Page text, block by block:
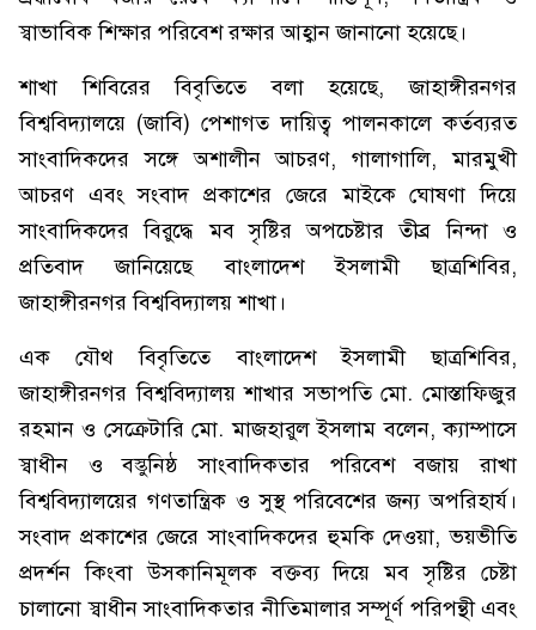
স্বাভাবিক শিক্ষার পরিবেশ রক্ষার আহ্বান জানানো হয়েছে।
শাখা শিবিরের বিবৃতিতে বলা হয়েছে, জাহাঙ্গীরনগর
বিশ্ববিদ্যালয়ে (জাবি) পেশাগত দায়িত্ব পালনকালে কর্তব্যরত
সাংবাদিকদের সঙ্গে অশালীন আচরণ, গালাগালি, মারমুখী
আচরণ এবং সংবাদ প্রকাশের জেরে মাইকে ঘোষণা দিয়ে
সাংবাদিকদের বিরুদ্ধে মব সৃষ্টির অপচেষ্টার তীব্র নিন্দা ও
প্রতিবাদ জানিয়েছে বাংলাদেশ ইসলামী ছাত্রশিবির,
জাহাঙ্গীরনগর বিশ্ববিদ্যালয় শাখা।
এক যৌথ বিবৃতিতে বাংলাদেশ ইসলামী ছাত্রশিবির,
জাহাঙ্গীরনগর বিশ্ববিদ্যালয় শাখার সভাপতি মো. মোস্তাফিজুর
রহমান ও সেক্রেটারি মো. মাজহারুল ইসলাম বলেন, ক্যাম্পাসে
স্বাধীন ও বস্তুনিষ্ঠ সাংবাদিকতার পরিবেশ বজায় রাখা
বিশ্ববিদ্যালয়ের গণতান্ত্রিক ও সুস্থ পরিবেশের জন্য অপরিহার্য।
সংবাদ প্রকাশের জেরে সাংবাদিকদের হুমকি দেওয়া, ভয়ভীতি
প্রদর্শন কিংবা উসকানিমূলক বক্তব্য দিয়ে মব সৃষ্টির চেষ্টা
চালানো স্বাধীন সাংবাদিকতার নীতিমালার সম্পূর্ণ পরিপন্থী এবং